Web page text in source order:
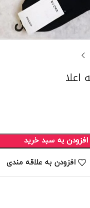
افزودن به سبد خرید
افزودن به علاقه مندی